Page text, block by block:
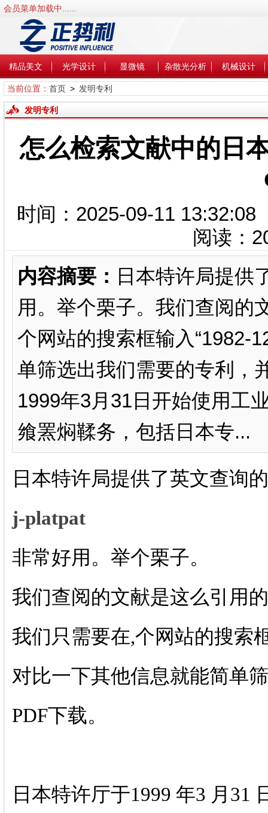
会员菜单加载中......
精品美文 光学设计 显微镜 杂散光分析 机械设计
当前位置： 首页> 发明专利
发明专利
怎么检索文献中的
时间：2025-09-11
阅读：
内容摘要： 日本特许局提供
用。举个栗子。我们查阅的
个网站的搜索框输入“1982-
单筛选出我们需要的专利，
1999年3月31日开始使用工
飨罴焖鞣务，包括日本专...
日本特许局提供了英文查询
j-platpat
非常好用。举个栗子。
我们查阅的文献是这么引用的
我们只需要在,个网站的搜索
对比一下其他信息就能简单
PDF下载。
日本特许厅于1999 年3 月31